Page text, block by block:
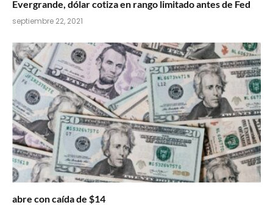
Evergrande, dólar cotiza en rango limitado antes de Fed
septiembre 22, 2021
abre con caída de $14